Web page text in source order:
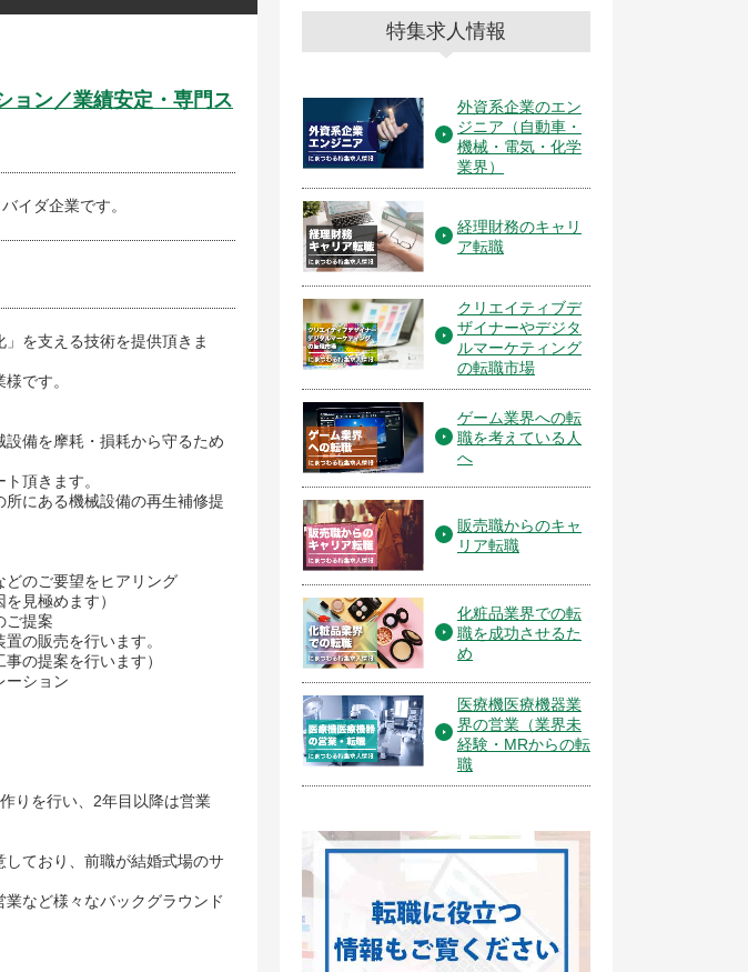
ョン／業績安定・専門ス
イダ企業です。
を支える技術を提供頂きま
です。
備を摩耗・損耗から守るため
頂きます。
にある機械設備の再生補修提
どのご要望をヒアリング
見極めます）
ご提案
の販売を行います。
の提案を行います）
ーション
りを行い、2年目以降は営業
ており、前職が結婚式場のサ
など様々なバックグラウンド
特集求人情報
外資系企業のエン
ジニア（自動車・
機械・電気・化学
業界）
経理財務のキャリ
ア転職
クリエイティブデ
ザイナーやデジタ
ルマーケティング
の転職市場
ゲーム業界への転
職を考えている人
へ
販売職からのキャ
リア転職
化粧品業界での転
職を成功させるた
め
医療機医療機器業
界の営業（業界未
経験・MRからの転
職